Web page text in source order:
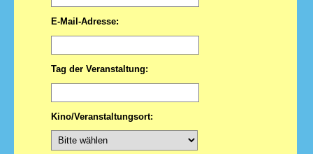
E-Mail-Adresse:
Tag der Veranstaltung:
Kino/Veranstaltungsort: